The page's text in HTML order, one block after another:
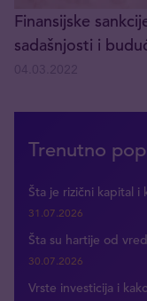
Finansijske
sadašnjosti i
Trenutno
Šta je rizični kapital i
31.07.2026
Šta su hartije od
30.07.2026
Vrste investicija i